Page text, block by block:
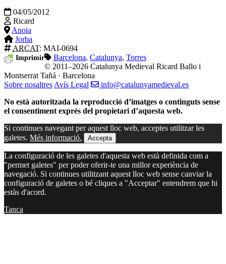
04/05/2012
Ricard
Anoia
Jorba
ARCAT: MAI-0694
Imprimir Barcelona, Catalunya, Torres
© 2011–2026 Catalunya Medieval Ricard Ballo i
Montserrat Tañá · Barcelona
Sobre nosaltres Avís Legal
info@catalunyamedieval.es
No està autoritzada la reproducció d’imatges o continguts sense
el consentiment exprés del propietari d’aquesta web.
Si continues navegant per aquest lloc web, acceptes utilitzar les
galetes. Més informació. Accepta
La configuració de les galetes d'aquesta web està definida com a
"permet galetes" per poder oferir-te una millor experiència de
navegació. Si continues utilitzant aquest lloc web sense canviar la
configuració de galetes o bé cliques a "Acceptar" entendrem que hi
estàs d'acord.
Tanca